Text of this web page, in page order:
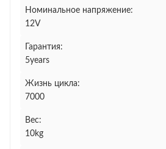
Номинальное напряжение:
12V
Гарантия:
5years
Жизнь цикла:
7000
Вес:
10kg